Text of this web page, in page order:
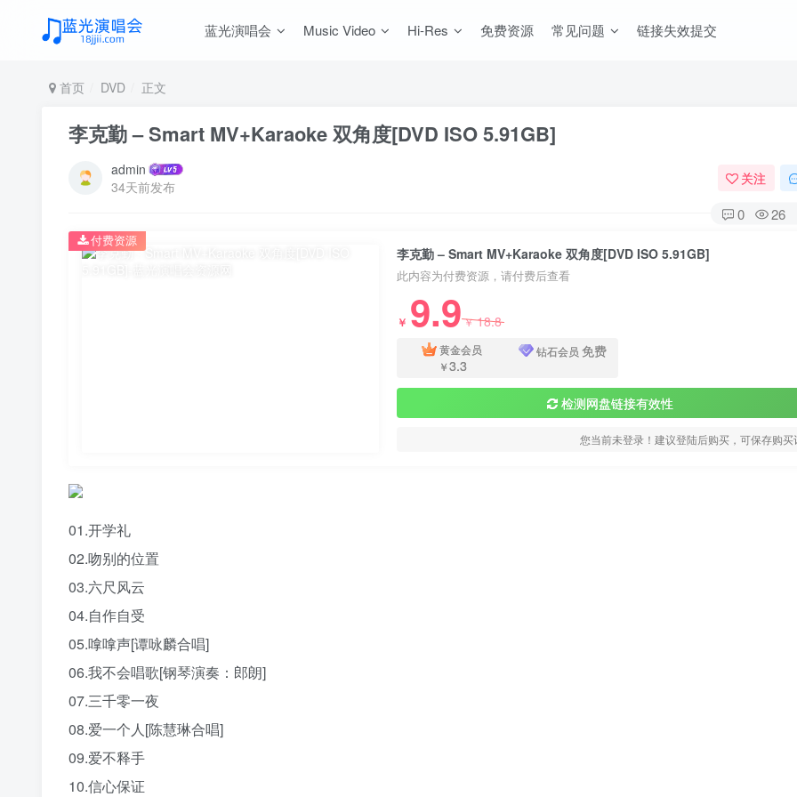
蓝光演唱会 Music Video Hi-Res 免费资源 常见问题 链接失效提交
首页 DVD 正文
李克勤 – Smart MV+Karaoke 双角度[DVD ISO 5.91GB]
admin
34天前发布
关注
0 26
李克勤 – Smart MV+Karaoke 双角度[DVD ISO 5.91GB]
此内容为付费资源，请付费后查看
￥ 9.9￥18.8
黄金会员
￥3.3
钻石会员 免费
检测网盘链接有效性
您当前未登录！建议登陆后购买，可保存购买
付费资源
01.开学礼
02.吻别的位置
03.六尺风云
04.自作自受
05.嗱嗱声[谭咏麟合唱]
06.我不会唱歌[钢琴演奏：郎朗]
07.三千零一夜
08.爱一个人[陈慧琳合唱]
09.爱不释手
10.信心保证